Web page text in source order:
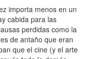
importa menos en un
cabida para las
perdidas como la
de antaño que eran
que el cine (y el arte